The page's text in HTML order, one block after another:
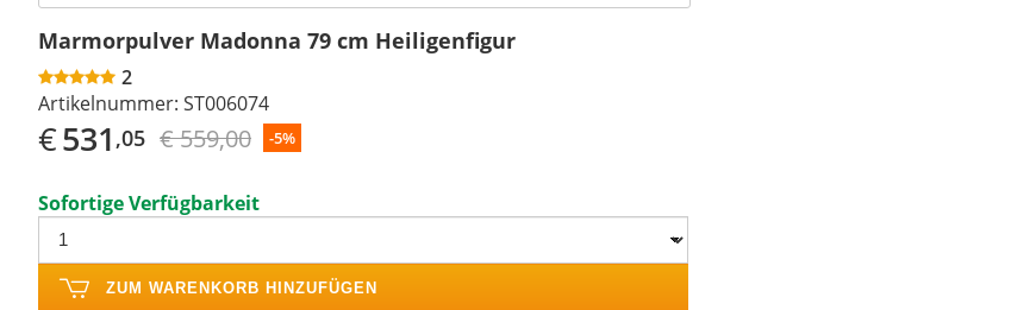
Marmorpulver Madonna 79 cm Heiligenfigur
2
Artikelnummer: ST006074
€531 ,05 € 559,00 -5%
Sofortige Verfügbarkeit
ZUM WARENKORB HINZUFÜGEN